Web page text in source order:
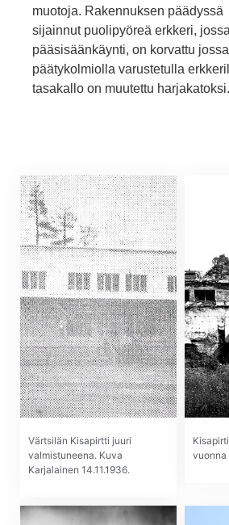
muotoja. Rakennuksen päädyssä
sijainnut puolipyöreä erkkeri,
pääsisäänkäynti, on korvattu
päätykolmiolla varustetulla
tasakallo on muutettu harjakatoksi.
Värtsilän Kisapirtti juuri
valmistuneena. Kuva
Karjalainen 14.11.1936.
vuonna